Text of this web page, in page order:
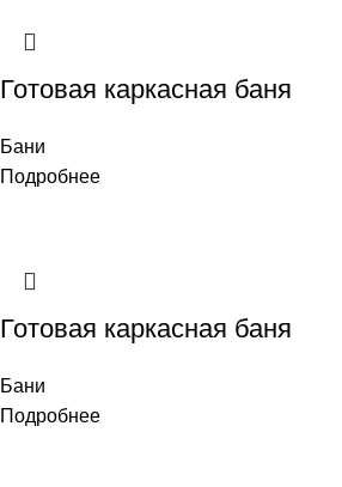
Готовая каркасная баня
Бани
Подробнее
Готовая каркасная баня
Бани
Подробнее